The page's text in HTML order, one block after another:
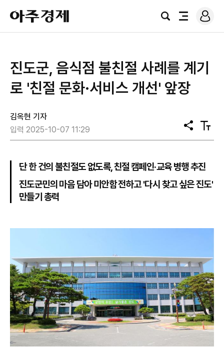
아
주
경
검
전
로
그
진도군, 음식점 불친절 사례를 계기
로 '친절 문화·서비스 개선' 앞장
김옥현 기자
입력 2025-10-07 11:29
공
유
텍
스
기
단 한 건의 불친절도 없도록, 친절 캠페인·교육 병행 추진
진도군민의 마음 담아 미안함 전하고 '다시 찾고 싶은 진도'
만들기 총력